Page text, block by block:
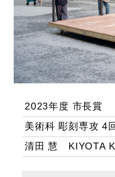
2023年度 市長賞
美術科 彫刻専攻 4
清田 慧 KIYOTA